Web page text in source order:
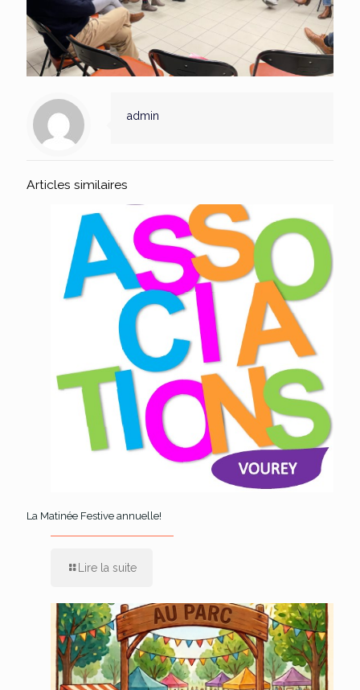
admin
Articles similaires
La Matinée Festive annuelle!
Lire la suite